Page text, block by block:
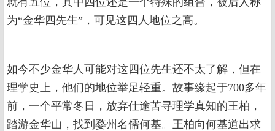
为“金华四先生”，可见这四人地位之高。
如今不少金华人可能对这四位先生还不太了解，但在
理学史上，他们的地位举足轻重。故事缘起于700多年
前，一个平常冬日，放弃仕途苦寻理学真知的王柏，
踏游金华山，找到婺州名儒何基。王柏向何基道出求